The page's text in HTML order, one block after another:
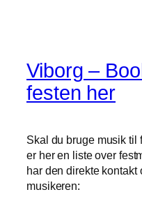
Viborg –
festen her
Skal du bruge musik til
er her en liste over
har den direkte kontakt
musikeren: